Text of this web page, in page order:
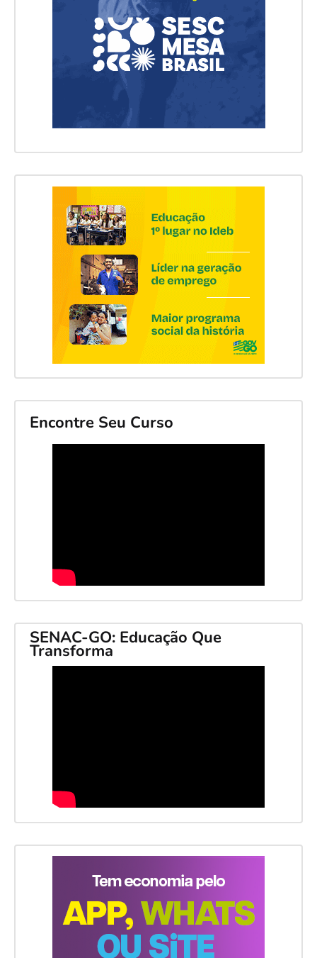
Encontre Seu Curso
SENAC-GO: Educação Que
Transforma